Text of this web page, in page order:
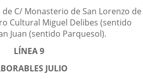
C/ Monasterio de San Lorenzo de
Cultural Miguel Delibes (sentido
Juan (sentido Parquesol).
LÍNEA 9
JULIO